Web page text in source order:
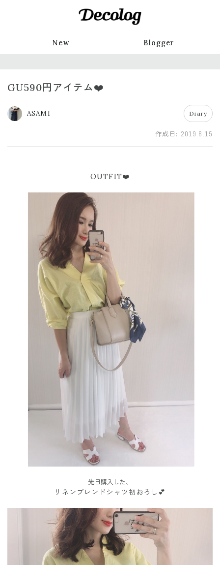
New Blogger
GU590円アイテム❤️
ASAMI Diary
作成日: 2019.6.15
OUTFIT❤️
先日購入した、
リネンブレンドシャツ初おろし💕